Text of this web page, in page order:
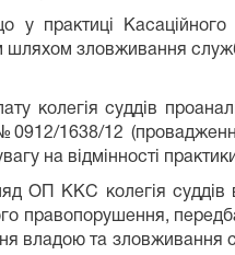
у практиці
зловживання
колегія суддів
1638/12
на відмінності
ОП ККС колегія суддів
правопорушення,
владою та зловживання